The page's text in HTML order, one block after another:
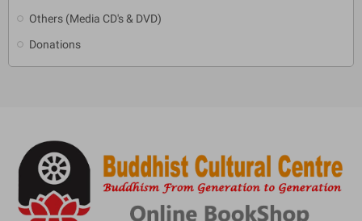
Others (Media CD's & DVD)
Donations